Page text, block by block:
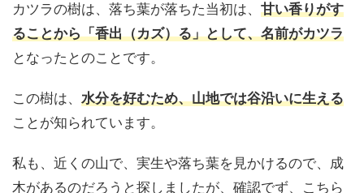
カツラの樹は、落ち葉が落ちた当初は、 甘い香りがす
ることから「香出（カズ）る」として、名前がカツラ
となったとのことです。
この樹は、 水分を好むため、山地では谷沿いに生える
ことが知られています。
私も、近くの山で、実生や落ち葉を見かけるので、成
木があるのだろうと探しましたが、確認でず、こちら